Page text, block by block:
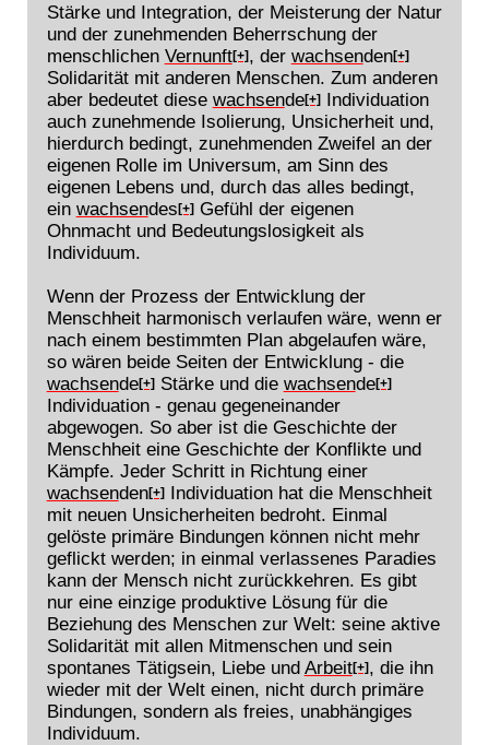
Stärke und Integration, der Meisterung der Natur
und der zunehmenden Beherrschung der
menschlichen Vernunft[+], der wachsenden[+]
Solidarität mit anderen Menschen. Zum anderen
aber bedeutet diese wachsende[+]Individuation
auch zunehmende Isolierung, Unsicherheit und,
hierdurch bedingt, zunehmenden Zweifel an der
eigenen Rolle im Universum, am Sinn des
eigenen Lebens und, durch das alles bedingt,
ein wachsendes[+]Gefühl der eigenen
Ohnmacht und Bedeutungslosigkeit als
Individuum.
Wenn der Prozess der Entwicklung der
Menschheit harmonisch verlaufen wäre, wenn er
nach einem bestimmten Plan abgelaufen wäre,
so wären beide Seiten der Entwicklung - die
wachsende[+]Stärke und die wachsende[+]
Individuation - genau gegeneinander
abgewogen. So aber ist die Geschichte der
Menschheit eine Geschichte der Konflikte und
Kämpfe. Jeder Schritt in Richtung einer
wachsenden[+]Individuation hat die Menschheit
mit neuen Unsicherheiten bedroht. Einmal
gelöste primäre Bindungen können nicht mehr
geflickt werden; in einmal verlassenes Paradies
kann der Mensch nicht zurückkehren. Es gibt
nur eine einzige produktive Lösung für die
Beziehung des Menschen zur Welt: seine aktive
Solidarität mit allen Mitmenschen und sein
spontanes Tätigsein, Liebe und Arbeit[+], die ihn
wieder mit der Welt einen, nicht durch primäre
Bindungen, sondern als freies, unabhängiges
Individuum.